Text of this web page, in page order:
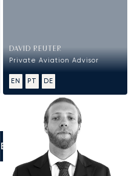
DAVID REUTER
Private Aviation Advisor
EN PT DE
UNS AN